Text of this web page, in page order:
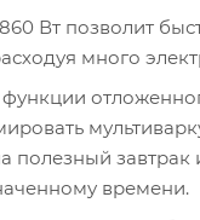
Вт позволит
много
полезный
времени.